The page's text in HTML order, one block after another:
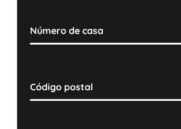
Número de casa
Código postal